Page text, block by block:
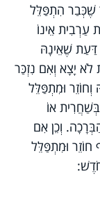
שֶׁכְּבַר הִתְפַּלֵּל
אֵינוֹ
שֶׁאֵינָהּ
יָצָא וְאִם נִזְכַּר
וּמִתְפַּלֵּל
אוֹ
וְכֵן אִם
וּמִתְפַּלֵּל